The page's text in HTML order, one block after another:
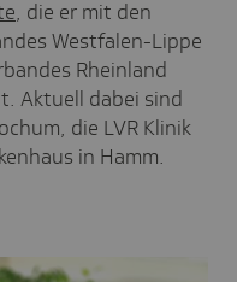
, die er mit den
Westfalen-Lippe
Rheinland
Aktuell dabei sind
die LVR Klinik
in Hamm.